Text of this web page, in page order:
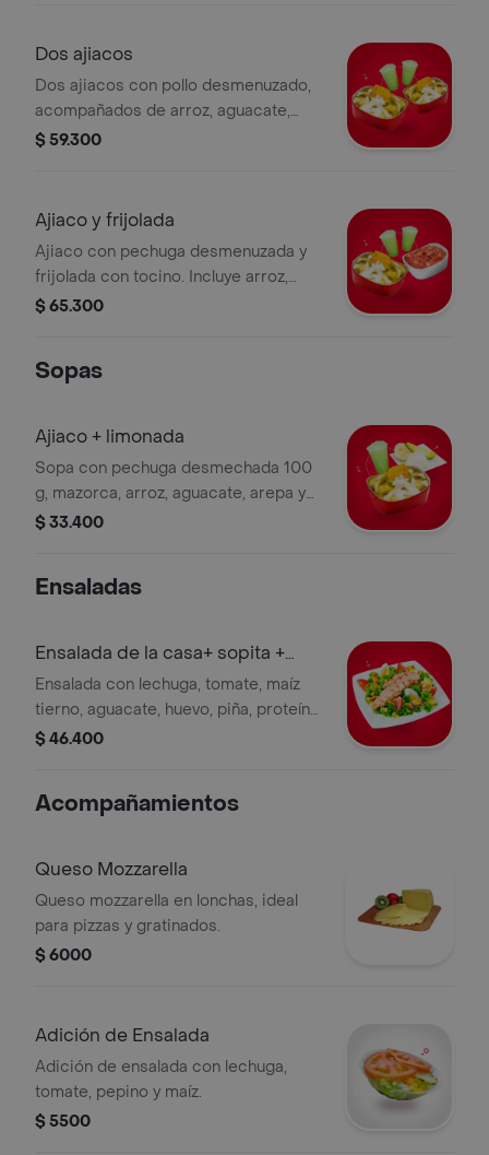
Dos ajiacos
Dos ajiacos con pollo desmenuzado,
acompañados de arroz, aguacate,
arepa y dos limonadas.
$ 59.300
Ajiaco y frijolada
Ajiaco con pechuga desmenuzada y
frijolada con tocino. Incluye arroz,
aguacate, arepa y 2 limonadas.
$ 65.300
Sopas
Ajiaco + limonada
Sopa con pechuga desmechada 100
g, mazorca, arroz, aguacate, arepa y
acompañamiento a elección +
$ 33.400
Ensaladas
Ensalada de la casa+ sopita +
limonada
Ensalada con lechuga, tomate, maíz
tierno, aguacate, huevo, piña, proteína
a elección pechuga o carne o cerdo
$ 46.400
Acompañamientos
Queso Mozzarella
Queso mozzarella en lonchas, ideal
para pizzas y gratinados.
$ 6000
Adición de Ensalada
Adición de ensalada con lechuga,
tomate, pepino y maíz.
$ 5500